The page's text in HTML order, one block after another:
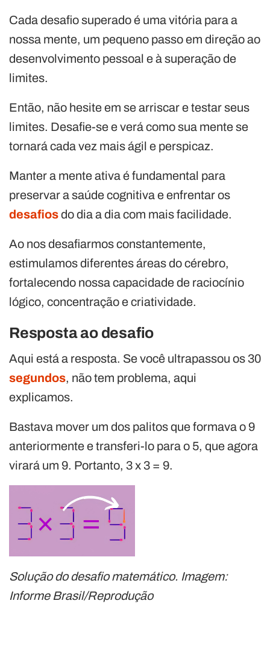
Cada desafio superado é uma vitória para a
nossa mente, um pequeno passo em direção ao
desenvolvimento pessoal e à superação de
limites.
Então, não hesite em se arriscar e testar seus
limites. Desafie-se e verá como sua mente se
tornará cada vez mais ágil e perspicaz.
Manter a mente ativa é fundamental para
preservar a saúde cognitiva e enfrentar os
desafiosdo dia a dia com mais facilidade.
Ao nos desafiarmos constantemente,
estimulamos diferentes áreas do cérebro,
fortalecendo nossa capacidade de raciocínio
lógico, concentração e criatividade.
Resposta ao desafio
Aqui está a resposta. Se você ultrapassou os 30
segundos, não tem problema, aqui
explicamos.
Bastava mover um dos palitos que formava o 9
anteriormente e transferi-lo para o 5, que agora
virará um 9. Portanto, 3 x 3 = 9.
Solução do desafio matemático. Imagem:
Informe Brasil/Reprodução